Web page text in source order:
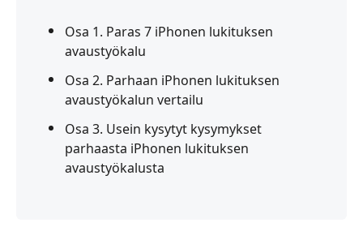
Osa 1. Paras 7 iPhonen lukituksen
avaustyökalu
Osa 2. Parhaan iPhonen lukituksen
avaustyökalun vertailu
Osa 3. Usein kysytyt kysymykset
parhaasta iPhonen lukituksen
avaustyökalusta